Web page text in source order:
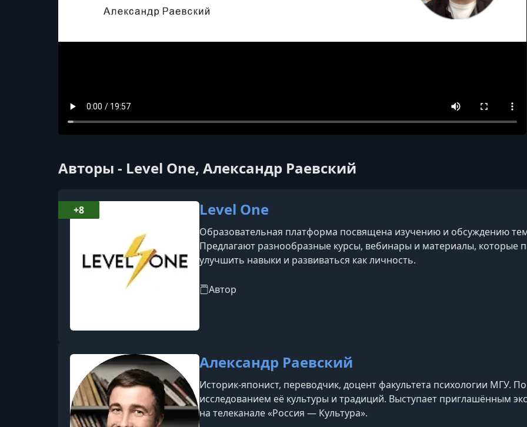
Авторы - Level One, Александр Раевский
Level One
Образовательная платформа посвящена изучению и обсуждению
Предлагают разнообразные курсы, вебинары и материалы, которые
улучшить навыки и развиваться как личность.
Автор
+8
Александр Раевский
Историк-японист, переводчик, доцент факультета психологии МГУ.
исследованием её культуры и традиций. Выступает приглашённым
на телеканале «Россия — Культура».